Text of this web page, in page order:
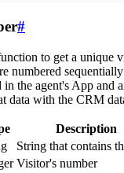
#
to get a unique
numbered
the agent's App and
data with the CRM
Description
String that contains
Visitor's number